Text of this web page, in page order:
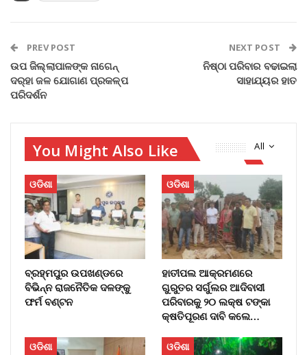
PREV POST
ଉପ ଜିଲ୍ଲାପାଳଙ୍କ ନାଗେନ୍‌
ଦର୍‌ହା ଜଳ ଯୋଗାଣ ପ୍ରକଳ୍ପ
ପରିଦର୍ଶନ
NEXT POST
ନିଷ୍ଠା ପରିବାର ବଢାଇଲା
ସାହାଯ୍ୟର ହାତ
All
You Might Also Like
ଓଡିଶା
ବ୍ରହ୍ମପୁର ଉପଖଣ୍ଡରେ
ବିଭିନ୍ନ ରାଜନୈତିକ ଦଳଙ୍କୁ
ଫର୍ମ ବଣ୍ଟନ
ଓଡିଶା
ହାତୀପଲ ଆକ୍ରମଣରେ
ଗୁରୁତର ସର୍ଗୁଲର ଆଦିବାସୀ
ପରିବାରକୁ ୨୦ ଲକ୍ଷ ଟଙ୍କା
କ୍ଷତିପୂରଣ ଦାବି କଲେ…
ଓଡିଶା ଓଡିଶା